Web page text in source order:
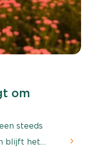
om
steeds
blijft het